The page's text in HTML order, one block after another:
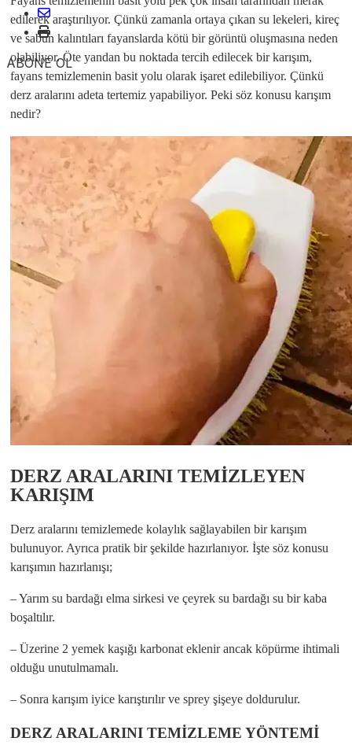
ABONE OL
edilerek araştırılıyor. Çünkü zamanla ortaya çıkan su lekeleri, kireç
ve sabun kalıntıları fayanslarda kötü bir görüntü oluşmasına neden
olabiliyor. Öte yandan bu noktada tercih edilecek bir karışım,
fayans temizlemenin basit yolu olarak işaret edilebiliyor. Çünkü
derz aralarını adeta tertemiz yapabiliyor. Peki söz konusu karışım
nedir?
DERZ ARALARINI TEMİZLEYEN
KARIŞIM
Derz aralarını temizlemede kolaylık sağlayabilen bir karışım
bulunuyor. Ayrıca pratik bir şekilde hazırlanıyor. İşte söz konusu
karışımın hazırlanışı;
– Yarım su bardağı elma sirkesi ve çeyrek su bardağı su bir kaba
boşaltılır.
– Üzerine 2 yemek kaşığı karbonat eklenir ancak köpürme ihtimali
olduğu unutulmamalı.
– Sonra karışım iyice karıştırılır ve sprey şişeye doldurulur.
DERZ ARALARINI TEMİZLEME YÖNTEMİ